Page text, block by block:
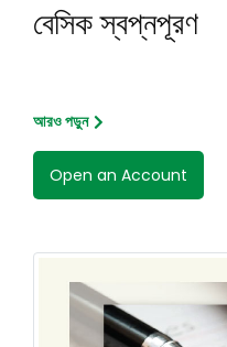
বেসিক স্বপ্নপূরণ
আরও পড়ুন
Open an Account